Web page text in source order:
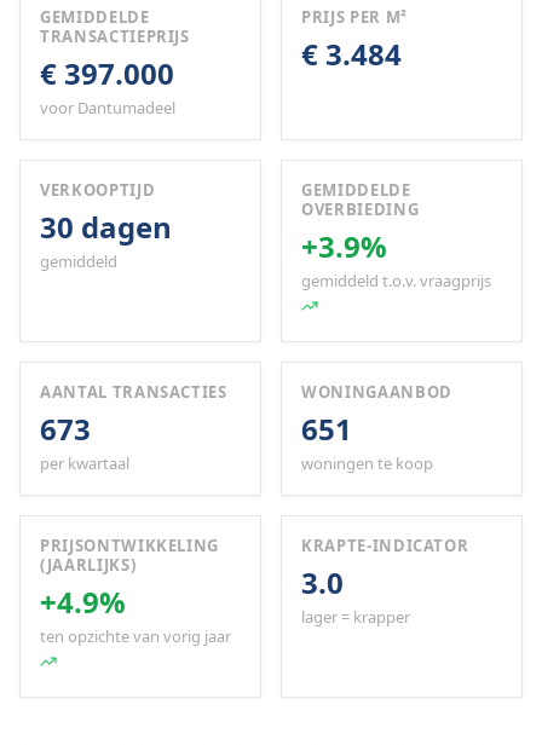
GEMIDDELDE
TRANSACTIEPRIJS
€ 397.000
voor Dantumadeel
PRIJS PER M²
€ 3.484
VERKOOPTIJD
30 dagen
gemiddeld
GEMIDDELDE
OVERBIEDING
+3.9%
gemiddeld t.o.v. vraagprijs
AANTAL TRANSACTIES
673
per kwartaal
WONINGAANBOD
651
woningen te koop
PRIJSONTWIKKELING
(JAARLIJKS)
+4.9%
ten opzichte van vorig jaar
KRAPTE-INDICATOR
3.0
lager = krapper